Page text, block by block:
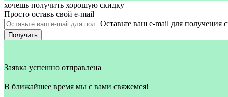
хочешь получить хорошую скидку
Просто оставь свой e‑mail
Оставьте ваш e-mail для получения
Получить
Заявка успешно отправлена
В ближайшее время мы с вами свяжемся!